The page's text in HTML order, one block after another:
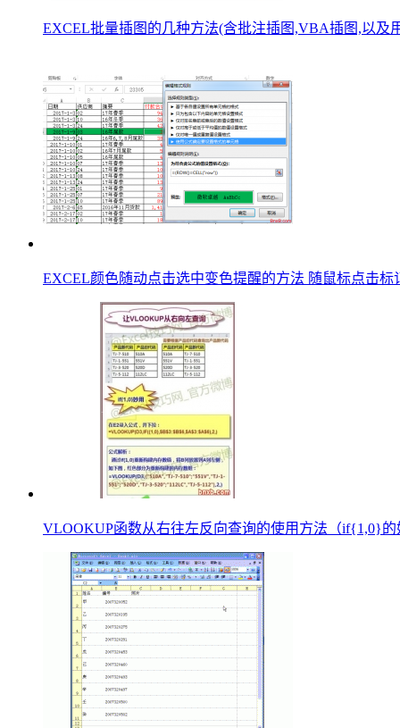
EXCEL批量插图的几种方法(含批注插图,VBA插图,以及
EXCEL颜色随动点击选中变色提醒的方法 随鼠标点击标
VLOOKUP函数从右往左反向查询的使用方法（if{1,0}的